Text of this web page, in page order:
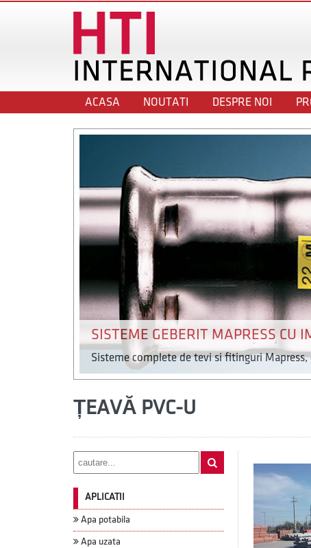
ACASA NOUTATI DESPRE NOI
SISTEME GEBERIT MAPRESS CU
Sisteme complete de tevi si fitinguri
ȚEAVĂ PVC-U
APLICATII
Apa potabila
Apa uzata